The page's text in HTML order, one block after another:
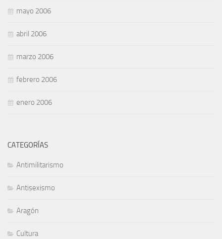
mayo 2006
abril 2006
marzo 2006
febrero 2006
enero 2006
CATEGORÍAS
Antimilitarismo
Antisexismo
Aragón
Cultura